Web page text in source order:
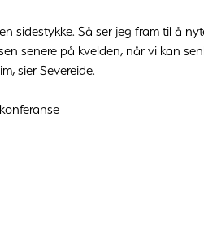
sidestykke. Så ser jeg fram til å
senere på kvelden, når vi kan
sier Severeide.